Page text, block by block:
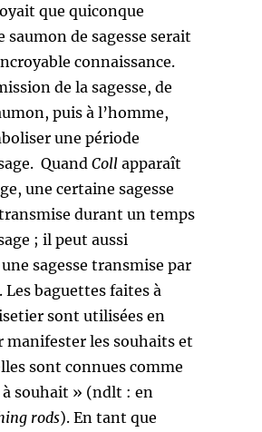
que quiconque
saumon de sagesse serait
connaissance.
de la sagesse, de
puis à l’homme,
une période
Quand Collapparaît
une certaine sagesse
durant un temps
; il peut aussi
sagesse transmise par
Les baguettes faites à
sont utilisées en
manifester les souhaits et
sont connues comme
souhait » (ndlt : en
rods). En tant que